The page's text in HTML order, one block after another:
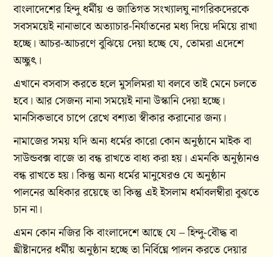
বাংলাদেশের হিন্দু ধর্মীয় ও জাতিগত সংখ্যালঘু নাগরিকদেরকে
সবসময়েই নানাভাবে অত্যাচার-নির্যাতনের মধ্য দিয়ে দমিয়ে রাখা
হচ্ছে। আচর-আচরণে বুঝিয়ে দেয়া হচ্ছে যে, তোমরা এদেশে
অচ্ছুৎ।
এখানে বসবাস করতে হলে মুসলিমরা যা বলবে তাই মেনে চলতে
হবে। আর সেজন্য নানা সময়েই নানা উস্কানি দেয়া হচ্ছে।
মানসিকভাবে চাপে রেখে বশ্যতা স্বীকার করানোর জন্য।
নামাজের সময় যদি অন্য ধর্মের কারো কোন অনুষ্ঠানে মাইক বা
সাউন্ডবক্স বাজে তা বন্ধ রাখতে বাধ্য করা হয়। এমনকি অনুষ্ঠানও
বন্ধ রাখতে হয়। কিন্তু অন্য ধর্মের মানুষেরও যে অনুষ্ঠান
পালনের অধিকার রয়েছে তা কিন্তু এই ইসলাম ধর্মাবলম্বীরা বুঝতে
চান না।
এমন কোন নজির কি বাংলাদেশে আছে যে – হিন্দু-বৌদ্ধ বা
খ্রীষ্টানদের ধর্মীয় অনুষ্ঠান হচ্ছে তা নির্বিঘ্নে পালন করতে দেয়ার